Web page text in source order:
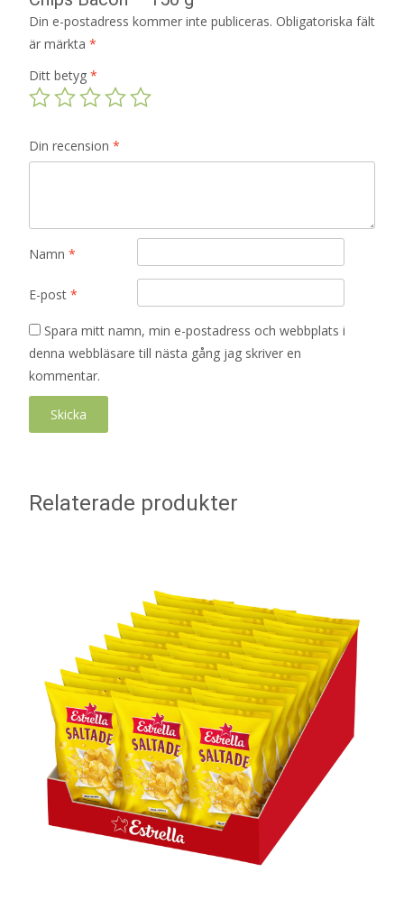
Din e-postadress kommer inte publiceras. Obligatoriska fält
är märkta *
Ditt betyg *
Din recension *
Namn *
E-post *
Spara mitt namn, min e-postadress och webbplats i
denna webbläsare till nästa gång jag skriver en
kommentar.
Relaterade produkter